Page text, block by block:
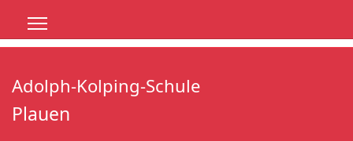
Adolph-Kolping-Schule
Plauen